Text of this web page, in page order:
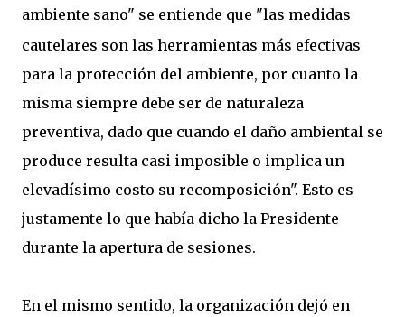
ambiente sano" se entiende que "las medidas
cautelares son las herramientas más efectivas
para la protección del ambiente, por cuanto la
misma siempre debe ser de naturaleza
preventiva, dado que cuando el daño ambiental se
produce resulta casi imposible o implica un
elevadísimo costo su recomposición". Esto es
justamente lo que había dicho la Presidente
durante la apertura de sesiones.
En el mismo sentido, la organización dejó en